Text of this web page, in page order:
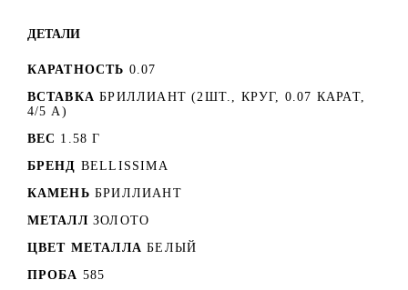
ДЕТАЛИ
КАРАТНОСТЬ 0.07
ВСТАВКА БРИЛЛИАНТ (2ШТ., КРУГ, 0.07 КАРАТ,
4/5 А)
ВЕС 1.58 Г
БРЕНД BELLISSIMA
КАМЕНЬ БРИЛЛИАНТ
МЕТАЛЛ ЗОЛОТО
ЦВЕТ МЕТАЛЛА БЕЛЫЙ
ПРОБА 585